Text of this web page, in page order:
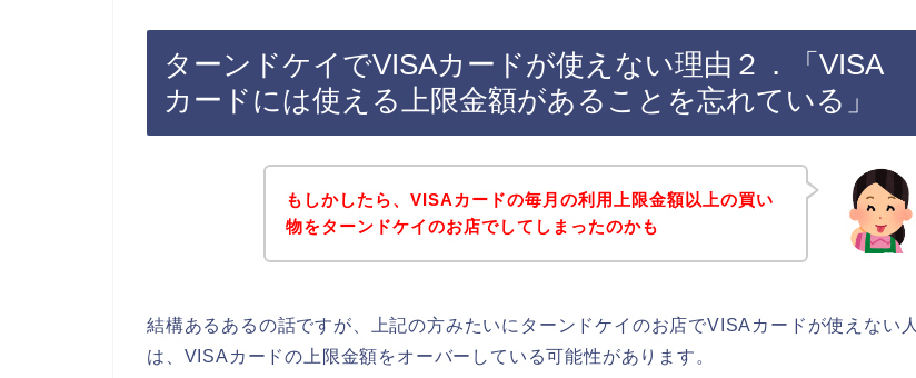
ターンドケイでVISAカードが使えない理由２．「VISA
カードには使える上限金額があることを忘れている」
もしかしたら、VISAカードの毎月の利用上限金額以上の買い
物をターンドケイのお店でしてしまったのかも
結構あるあるの話ですが、上記の方みたいにターンドケイのお店でVISAカードが使えない人
は、VISAカードの上限金額をオーバーしている可能性があります。